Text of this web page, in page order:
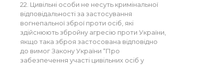
22. Цивільні особи не несуть кримінальної
відповідальності за застосування
вогнепальної зброї проти осіб, які
здійснюють збройну агресію проти України,
якщо така зброя застосована відповідно
до вимог Закону України “Про
забезпечення участі цивільних осіб у